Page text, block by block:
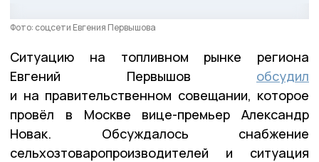
Фото: соцсети Евгения Первышова
Ситуацию на топливном рынке региона
Евгений Первышов обсудил
и на правительственном совещании, которое
провёл в Москве вице-премьер Александр
Новак. Обсуждалось снабжение
сельхозтоваропроизводителей и ситуация